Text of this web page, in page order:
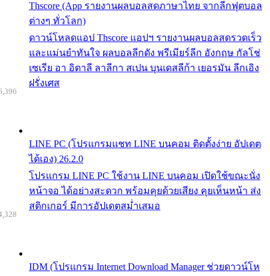
Thscore (App รายงานผลบอลสดภาษาไทย จากลีกฟุตบอล
ต่างๆ ทั่วโลก)
ดาวน์โหลดแอป Thscore แอปฯ รายงานผลบอลสดรวดเร็ว
และแม่นยำทันใจ ผลบอลลีกดัง พรีเมียร์ลีก อังกฤษ กัลโช่
เซเรีย อา อิตาลี ลาลีกา สเปน บุนเดสลีก้า เยอรมัน ลีกเอิง
ฝรั่งเศส
LINE PC (โปรแกรมแชท LINE บนคอม ติดตั้งง่าย อัปเดต
ได้เอง) 26.2.0
โปรแกรม LINE PC ใช้งาน LINE บนคอม เปิดใช้ขณะนั่ง
หน้าจอ ได้อย่างสะดวก พร้อมคุยด้วยเสียง คุยเห็นหน้า ส่ง
สติกเกอร์ มีการอัปเดตสม่ำเสมอ
IDM (โปรแกรม Internet Download Manager ช่วยดาวน์โห